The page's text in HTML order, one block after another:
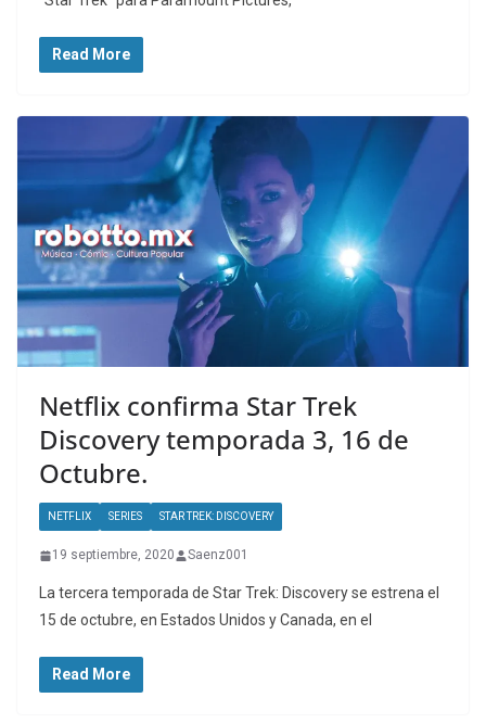
Read More
Netflix confirma Star Trek
Discovery temporada 3, 16 de
Octubre.
NETFLIX SERIES STAR TREK: DISCOVERY
19 septiembre, 2020 Saenz001
La tercera temporada de Star Trek: Discovery se estrena el
15 de octubre, en Estados Unidos y Canada, en el
Read More